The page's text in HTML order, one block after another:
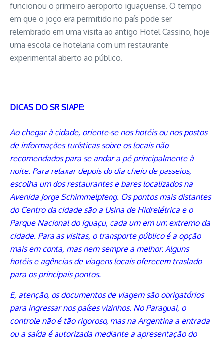
funcionou o primeiro aeroporto iguaçuense. O tempo
em que o jogo era permitido no país pode ser
relembrado em uma visita ao antigo Hotel Cassino, hoje
uma escola de hotelaria com um restaurante
experimental aberto ao público.
DICAS DO SR SIAPE:
Ao chegar à cidade, oriente-se nos hotéis ou nos postos
de informações turísticas sobre os locais não
recomendados para se andar a pé principalmente à
noite. Para relaxar depois do dia cheio de passeios,
escolha um dos restaurantes e bares localizados na
Avenida Jorge Schimmelpfeng. Os pontos mais distantes
do Centro da cidade são a Usina de Hidrelétrica e o
Parque Nacional do Iguaçu, cada um em um extremo da
cidade. Para as visitas, o transporte público é a opção
mais em conta, mas nem sempre a melhor. Alguns
hotéis e agências de viagens locais oferecem traslado
para os principais pontos.
E, atenção, os documentos de viagem são obrigatórios
para ingressar nos países vizinhos. No Paraguai, o
controle não é tão rigoroso, mas na Argentina a entrada
ou a saída é autorizada mediante a apresentação do